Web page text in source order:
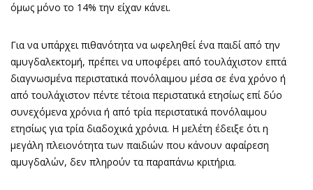
όμως μόνο το 14% την είχαν κάνει.
Για να υπάρχει πιθανότητα να ωφεληθεί ένα παιδί από την
αμυγδαλεκτομή, πρέπει να υποφέρει από τουλάχιστον επτά
διαγνωσμένα περιστατικά πονόλαιμου μέσα σε ένα χρόνο ή
από τουλάχιστον πέντε τέτοια περιστατικά ετησίως επί δύο
συνεχόμενα χρόνια ή από τρία περιστατικά πονόλαιμου
ετησίως για τρία διαδοχικά χρόνια. Η μελέτη έδειξε ότι η
μεγάλη πλειονότητα των παιδιών που κάνουν αφαίρεση
αμυγδαλών, δεν πληρούν τα παραπάνω κριτήρια.